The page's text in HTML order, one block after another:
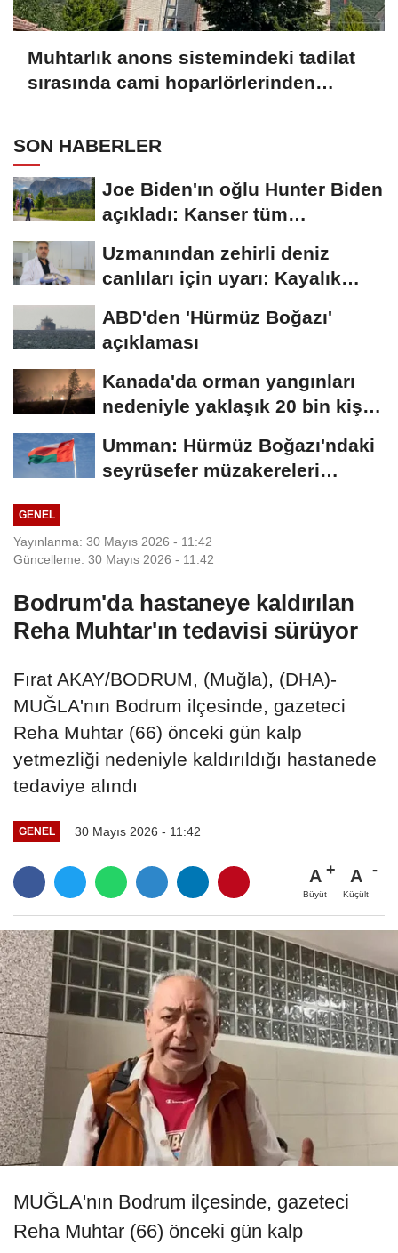
Muhtarlık anons sistemindeki tadilat
sırasında cami hoparlörlerinden
SON HABERLER
Joe Biden'ın oğlu Hunter Biden
açıkladı: Kanser tüm
Uzmanından zehirli deniz
canlıları için uyarı: Kayalık
ABD'den 'Hürmüz Boğazı'
açıklaması
Kanada'da orman yangınları
nedeniyle yaklaşık 20 bin kişi
Umman: Hürmüz Boğazı'ndaki
seyrüsefer müzakereleri
GENEL
Yayınlanma: 30 Mayıs 2026 - 11:42
Güncelleme: 30 Mayıs 2026 - 11:42
Bodrum'da hastaneye kaldırılan
Reha Muhtar'ın tedavisi sürüyor
Fırat AKAY/BODRUM, (Muğla), (DHA)-
MUĞLA'nın Bodrum ilçesinde, gazeteci
Reha Muhtar (66) önceki gün kalp
yetmezliği nedeniyle kaldırıldığı hastanede
tedaviye alındı
GENEL 30 Mayıs 2026 - 11:42
A
Büyüt
A
Küçült
MUĞLA'nın Bodrum ilçesinde, gazeteci
Reha Muhtar (66) önceki gün kalp